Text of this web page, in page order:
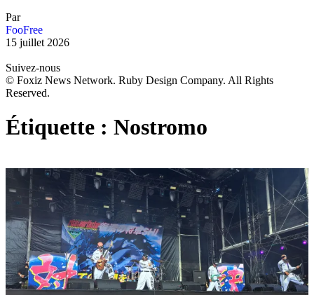
Par
FooFree
15 juillet 2026
Suivez-nous
© Foxiz News Network. Ruby Design Company. All Rights
Reserved.
Étiquette : Nostromo